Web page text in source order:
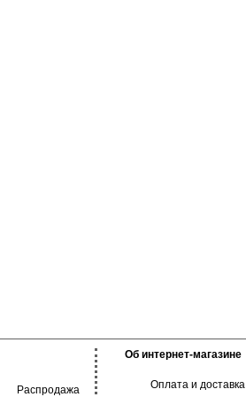
Распродажа
Об интернет-магазине
Оплата и доставка